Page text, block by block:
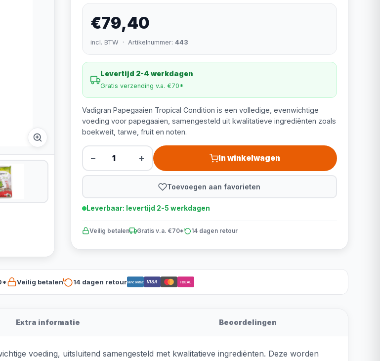
€79,40
incl. BTW · Artikelnummer: 443
Levertijd 2-4 werkdagen
Gratis verzending v.a. €70*
Vadigran Papegaaien Tropical Condition is een volledige, evenwichtige
voeding voor papegaaien, samengesteld uit kwalitatieve ingrediënten zoals
boekweit, tarwe, fruit en noten.
− + In winkelwagen
Toevoegen aan favorieten
Leverbaar: levertijd 2-5 werkdagen
Veilig betalen Gratis v.a. €70* 14 dagen retour
Veilig betalen 14 dagen retourBancontact VISA iDEAL
Extra informatie Beoordelingen
voeding, uitsluitend samengesteld met kwalitatieve ingrediënten. Deze worden